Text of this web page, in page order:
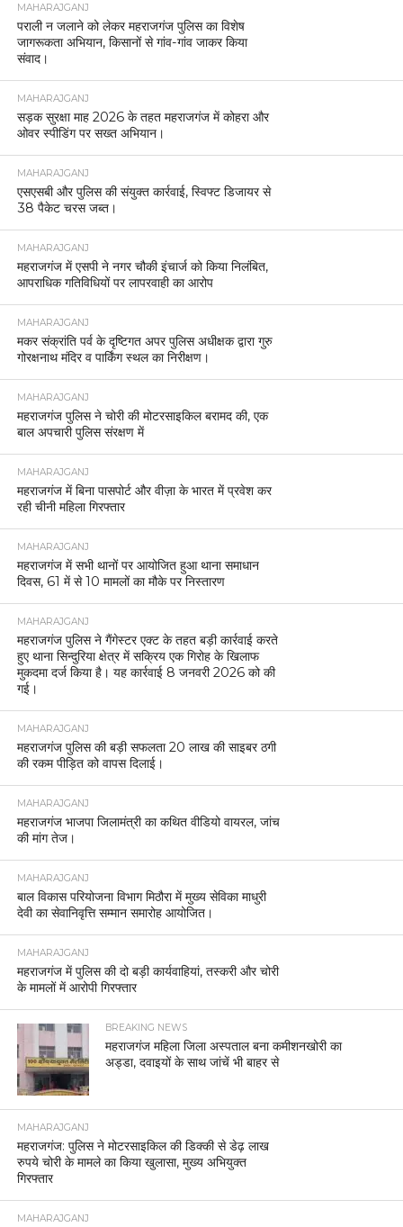
MAHARAJGANJ
पराली न जलाने को लेकर महराजगंज पुलिस का विशेष
जागरूकता अभियान, किसानों से गांव-गांव जाकर किया
संवाद।
MAHARAJGANJ
सड़क सुरक्षा माह 2026 के तहत महराजगंज में कोहरा और
ओवर स्पीडिंग पर सख्त अभियान।
MAHARAJGANJ
एसएसबी और पुलिस की संयुक्त कार्रवाई, स्विफ्ट डिजायर से
38 पैकेट चरस जब्त।
MAHARAJGANJ
महराजगंज में एसपी ने नगर चौकी इंचार्ज को किया निलंबित,
आपराधिक गतिविधियों पर लापरवाही का आरोप
MAHARAJGANJ
मकर संक्रांति पर्व के दृष्टिगत अपर पुलिस अधीक्षक द्वारा गुरु
गोरक्षनाथ मंदिर व पार्किंग स्थल का निरीक्षण।
MAHARAJGANJ
महराजगंज पुलिस ने चोरी की मोटरसाइकिल बरामद की, एक
बाल अपचारी पुलिस संरक्षण में
MAHARAJGANJ
महराजगंज में बिना पासपोर्ट और वीज़ा के भारत में प्रवेश कर
रही चीनी महिला गिरफ्तार
MAHARAJGANJ
महराजगंज में सभी थानों पर आयोजित हुआ थाना समाधान
दिवस, 61 में से 10 मामलों का मौके पर निस्तारण
MAHARAJGANJ
महराजगंज पुलिस ने गैंगेस्टर एक्ट के तहत बड़ी कार्रवाई करते
हुए थाना सिन्दुरिया क्षेत्र में सक्रिय एक गिरोह के खिलाफ
मुकदमा दर्ज किया है। यह कार्रवाई 8 जनवरी 2026 को की
गई।
MAHARAJGANJ
महराजगंज पुलिस की बड़ी सफलता 20 लाख की साइबर ठगी
की रकम पीड़ित को वापस दिलाई।
MAHARAJGANJ
महराजगंज भाजपा जिलामंत्री का कथित वीडियो वायरल, जांच
की मांग तेज।
MAHARAJGANJ
बाल विकास परियोजना विभाग मिठौरा में मुख्य सेविका माधुरी
देवी का सेवानिवृत्ति सम्मान समारोह आयोजित।
MAHARAJGANJ
महराजगंज में पुलिस की दो बड़ी कार्यवाहियां, तस्करी और चोरी
के मामलों में आरोपी गिरफ्तार
BREAKING NEWS
महराजगंज महिला जिला अस्पताल बना कमीशनखोरी का
अड्डा, दवाइयों के साथ जांचें भी बाहर से
MAHARAJGANJ
महराजगंज: पुलिस ने मोटरसाइकिल की डिक्की से डेढ़ लाख
रुपये चोरी के मामले का किया खुलासा, मुख्य अभियुक्त
गिरफ्तार
MAHARAJGANJ